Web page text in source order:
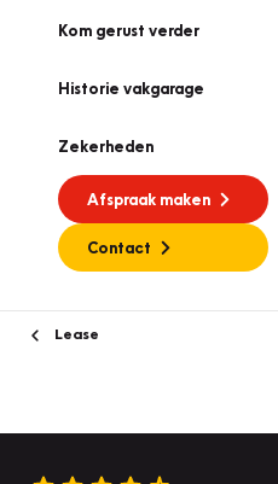
Kom gerust verder
Historie vakgarage
Zekerheden
Afspraak maken
Contact
Lease